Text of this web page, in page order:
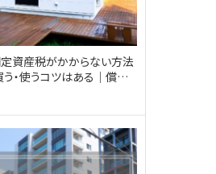
資産税がかからない方法
・使うコツはある｜償却